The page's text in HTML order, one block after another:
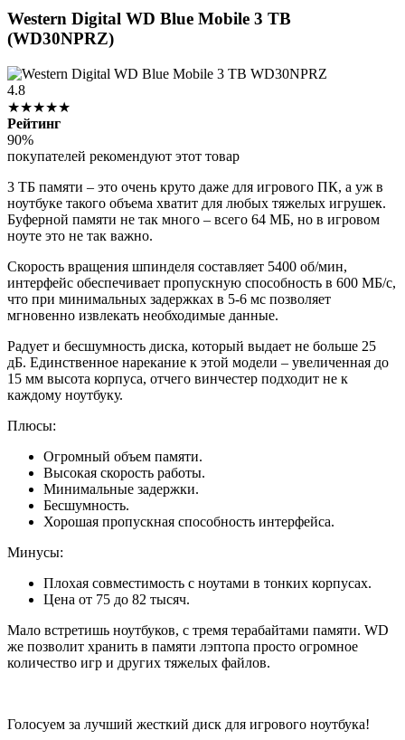
Western Digital WD Blue Mobile 3 TB
(WD30NPRZ)
4.8
★★★★★
Рейтинг
90%
покупателей рекомендуют этот товар
3 ТБ памяти – это очень круто даже для игрового ПК, а уж в
ноутбуке такого объема хватит для любых тяжелых игрушек.
Буферной памяти не так много – всего 64 МБ, но в игровом
ноуте это не так важно.
Скорость вращения шпинделя составляет 5400 об/мин,
интерфейс обеспечивает пропускную способность в 600 МБ/с,
что при минимальных задержках в 5-6 мс позволяет
мгновенно извлекать необходимые данные.
Радует и бесшумность диска, который выдает не больше 25
дБ. Единственное нарекание к этой модели – увеличенная до
15 мм высота корпуса, отчего винчестер подходит не к
каждому ноутбуку.
Плюсы:
Огромный объем памяти.
Высокая скорость работы.
Минимальные задержки.
Бесшумность.
Хорошая пропускная способность интерфейса.
Минусы:
Плохая совместимость с ноутами в тонких корпусах.
Цена от 75 до 82 тысяч.
Мало встретишь ноутбуков, с тремя терабайтами памяти. WD
же позволит хранить в памяти лэптопа просто огромное
количество игр и других тяжелых файлов.
Голосуем за лучший жесткий диск для игрового ноутбука!